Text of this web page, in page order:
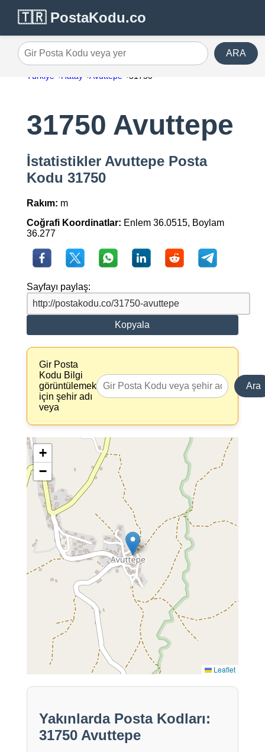
🇹🇷 PostaKodu.co
Gir Posta Kodu veya yer ARA
Türkiye Hatay Avuttepe 31750
31750 Avuttepe
İstatistikler Avuttepe Posta
Kodu 31750
Rakım: m
Coğrafi Koordinatlar: Enlem 36.0515, Boylam
36.277
Sayfayı paylaş:
Kopyala
Gir Posta
Kodu Bilgi
görüntülemek
için şehir adı
veya
Ara
+
−
Leaflet
Yakınlarda Posta Kodları:
31750 Avuttepe